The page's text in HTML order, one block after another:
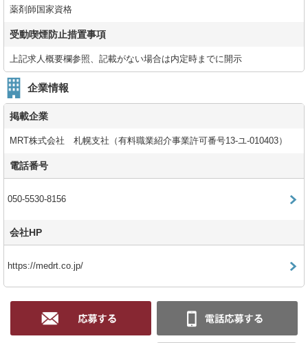
薬剤師国家資格
受動喫煙防止措置事項
上記求人概要欄参照、記載がない場合は内定時までに開示
企業情報
掲載企業
MRT株式会社 札幌支社（有料職業紹介事業許可番号13-ユ-010403）
電話番号
050-5530-8156
会社HP
https://medrt.co.jp/